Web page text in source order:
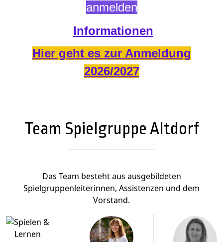
anmelden
Informationen
Hier geht es zur Anmeldung
2026/2027
Team Spielgruppe Altdorf
Das Team besteht aus ausgebildeten
Spielgruppenleiterinnen, Assistenzen und dem
Vorstand.